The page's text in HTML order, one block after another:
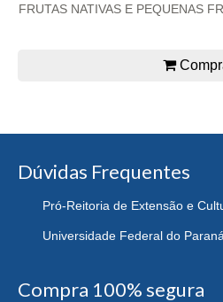
FRUTAS NATIVAS E PEQUENAS
Dúvidas Frequentes
Pró-Reitoria de Extensão e
Universidade Federal do Paraná
Compra 100% segura